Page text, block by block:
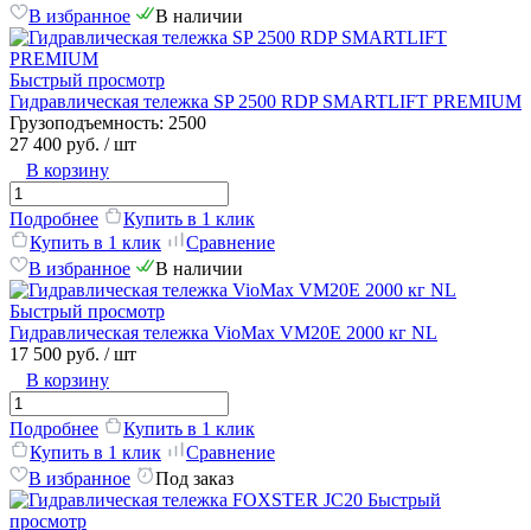
В избранное
В наличии
Быстрый просмотр
Гидравлическая тележка SP 2500 RDP SMARTLIFT PREMIUM
Грузоподъемность: 2500
27 400 руб. / шт
В корзину
Подробнее
Купить в 1 клик
Купить в 1 клик
Сравнение
В избранное
В наличии
Быстрый просмотр
Гидравлическая тележка VioMax VM20E 2000 кг NL
17 500 руб. / шт
В корзину
Подробнее
Купить в 1 клик
Купить в 1 клик
Сравнение
В избранное
Под заказ
Быстрый
просмотр